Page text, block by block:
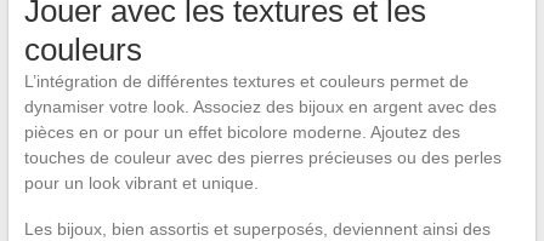
Jouer avec les textures et les
couleurs
L’intégration de différentes textures et couleurs permet de
dynamiser votre look. Associez des bijoux en argent avec des
pièces en or pour un effet bicolore moderne. Ajoutez des
touches de couleur avec des pierres précieuses ou des perles
pour un look vibrant et unique.
Les bijoux, bien assortis et superposés, deviennent ainsi des